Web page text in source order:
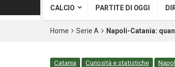
CALCIO PARTITE DI OGGI
Home Serie A Napoli-Catania:
Catania Curiosità e statistiche